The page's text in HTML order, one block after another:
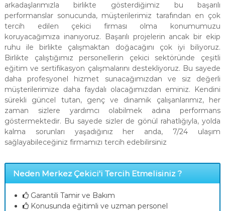
arkadaşlarımızla birlikte gösterdiğimiz bu başarılı
performanslar sonucunda, müşterilerimiz tarafından en çok
tercih edilen çekici firması olma konumumuzu
koruyacağımıza inanıyoruz. Başarılı projelerin ancak bir ekip
ruhu ile birlikte çalışmaktan doğacağını çok iyi biliyoruz.
Birlikte çalıştığımız personellerin çekici sektöründe çeşitli
eğitim ve sertifikasyon çalışmalarını destekliyoruz. Bu sayede
daha profesyonel hizmet sunacağımızdan ve siz değerli
müşterilerimize daha faydalı olacağımızdan eminiz. Kendini
sürekli güncel tutan, genç ve dinamik çalışanlarımız, her
zaman sizlere yardımcı olabilmek adına performans
göstermektedir. Bu sayede sizler de gönül rahatlığıyla, yolda
kalma sorunları yaşadığınız her anda, 7/24 ulaşım
sağlayabileceğiniz firmamızı tercih edebilirsiniz
Neden Merkez Çekici'i Tercih Etmelisiniz ?
Garantili Tamir ve Bakım
Konusunda eğitimli ve uzman personel